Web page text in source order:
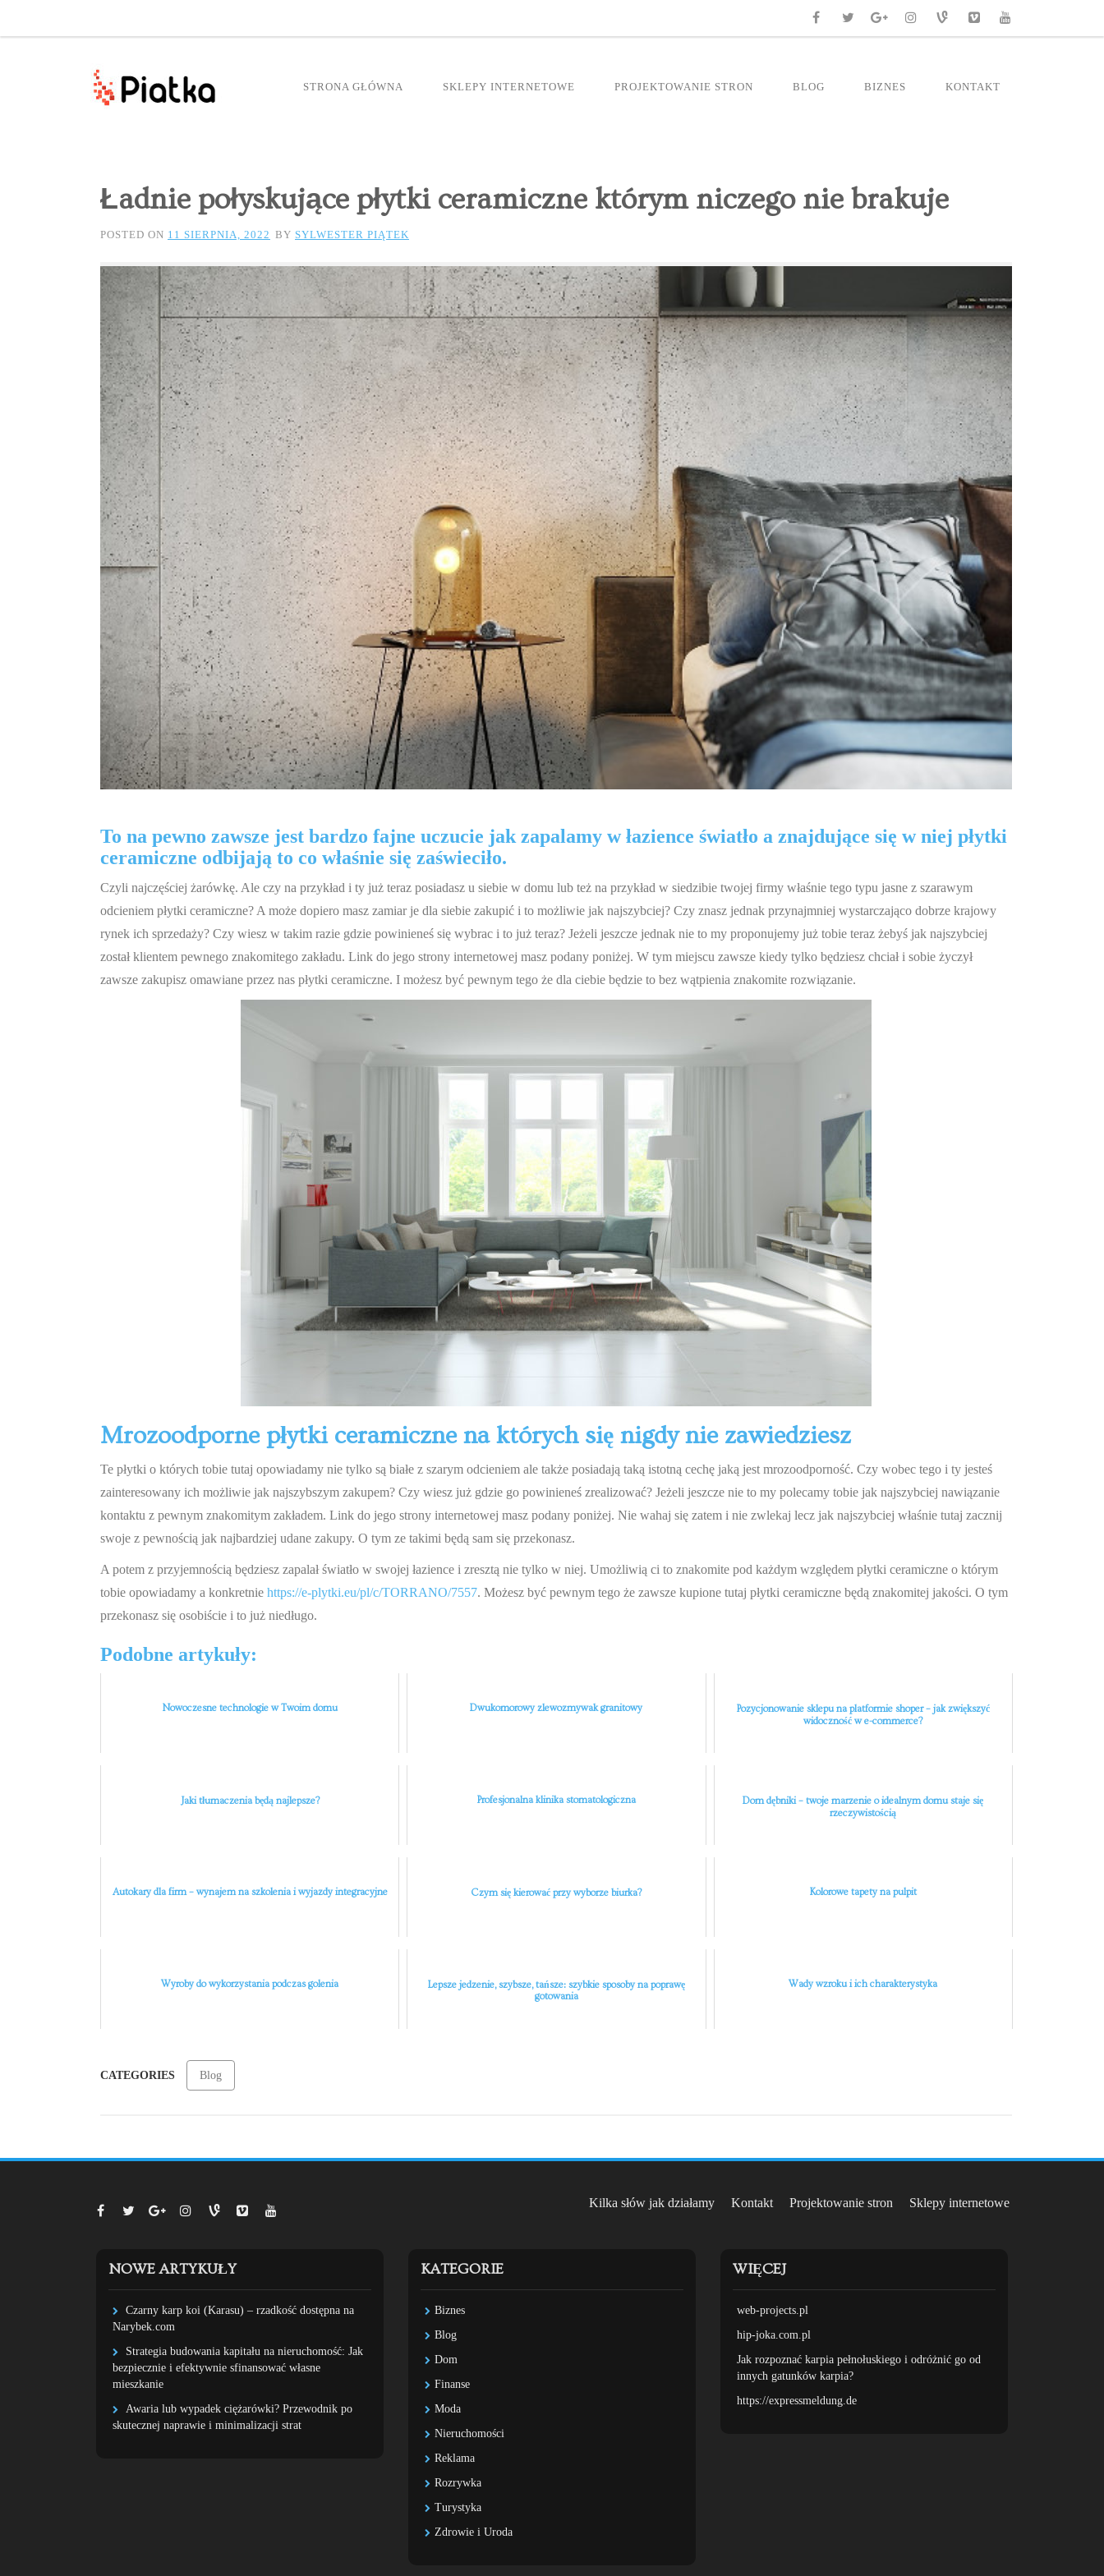
STRONA GŁÓWNA SKLEPY INTERNETOWE PROJEKTOWANIE STRON BLOG BIZNES KONTAKT
Ładnie połyskujące płytki ceramiczne którym niczego nie brakuje
POSTED ON 11 SIERPNIA, 2022 BY SYLWESTER PIĄTEK
To na pewno zawsze jest bardzo fajne uczucie jak zapalamy w łazience światło a znajdujące się w niej płytki
ceramiczne odbijają to co właśnie się zaświeciło.
Czyli najczęściej żarówkę. Ale czy na przykład i ty już teraz posiadasz u siebie w domu lub też na przykład w siedzibie twojej firmy właśnie tego typu jasne z szarawym
odcieniem płytki ceramiczne? A może dopiero masz zamiar je dla siebie zakupić i to możliwie jak najszybciej? Czy znasz jednak przynajmniej wystarczająco dobrze krajowy
rynek ich sprzedaży? Czy wiesz w takim razie gdzie powinieneś się wybrac i to już teraz? Jeżeli jeszcze jednak nie to my proponujemy już tobie teraz żebyś jak najszybciej
został klientem pewnego znakomitego zakładu. Link do jego strony internetowej masz podany poniżej. W tym miejscu zawsze kiedy tylko będziesz chciał i sobie życzył
zawsze zakupisz omawiane przez nas płytki ceramiczne. I możesz być pewnym tego że dla ciebie będzie to bez wątpienia znakomite rozwiązanie.
Mrozoodporne płytki ceramiczne na których się nigdy nie zawiedziesz
Te płytki o których tobie tutaj opowiadamy nie tylko są białe z szarym odcieniem ale także posiadają taką istotną cechę jaką jest mrozoodporność. Czy wobec tego i ty jesteś
zainteresowany ich możliwie jak najszybszym zakupem? Czy wiesz już gdzie go powinieneś zrealizować? Jeżeli jeszcze nie to my polecamy tobie jak najszybciej nawiązanie
kontaktu z pewnym znakomitym zakładem. Link do jego strony internetowej masz podany poniżej. Nie wahaj się zatem i nie zwlekaj lecz jak najszybciej właśnie tutaj zacznij
swoje z pewnością jak najbardziej udane zakupy. O tym ze takimi będą sam się przekonasz.
A potem z przyjemnością będziesz zapalał światło w swojej łazience i zresztą nie tylko w niej. Umożliwią ci to znakomite pod każdym względem płytki ceramiczne o którym
tobie opowiadamy a konkretnie https://e-plytki.eu/pl/c/TORRANO/7557. Możesz być pewnym tego że zawsze kupione tutaj płytki ceramiczne będą znakomitej jakości. O tym
przekonasz się osobiście i to już niedługo.
Podobne artykuły:
Nowoczesne technologie w Twoim domu Dwukomorowy zlewozmywak granitowy
Pozycjonowanie sklepu na platformie shoper – jak zwiększyć
widoczność w e-commerce?
Jaki tłumaczenia będą najlepsze? Profesjonalna klinika stomatologiczna
Dom dębniki – twoje marzenie o idealnym domu staje się
rzeczywistością
Autokary dla firm – wynajem na szkolenia i wyjazdy integracyjne Czym się kierować przy wyborze biurka? Kolorowe tapety na pulpit
Wyroby do wykorzystania podczas golenia
Lepsze jedzenie, szybsze, tańsze: szybkie sposoby na poprawę
gotowania
Wady wzroku i ich charakterystyka
CATEGORIES Blog
Kilka słów jak działamy Kontakt Projektowanie stron Sklepy internetowe
NOWE ARTYKUŁY
Czarny karp koi (Karasu) – rzadkość dostępna na
Narybek.com
Strategia budowania kapitału na nieruchomość: Jak
bezpiecznie i efektywnie sfinansować własne
mieszkanie
Awaria lub wypadek ciężarówki? Przewodnik po
skutecznej naprawie i minimalizacji strat
KATEGORIE
Biznes
Blog
Dom
Finanse
Moda
Nieruchomości
Reklama
Rozrywka
Turystyka
Zdrowie i Uroda
WIĘCEJ
web-projects.pl
hip-joka.com.pl
Jak rozpoznać karpia pełnołuskiego i odróżnić go od
innych gatunków karpia?
https://expressmeldung.de